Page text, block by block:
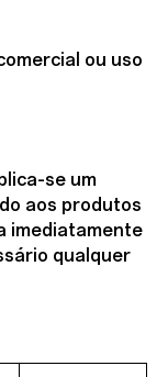
ou uso
se um
aos produtos
imediatamente
qualquer